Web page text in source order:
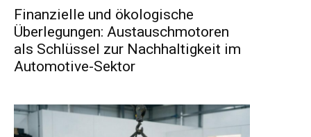
Finanzielle und ökologische
Überlegungen: Austauschmotoren
als Schlüssel zur Nachhaltigkeit im
Automotive-Sektor